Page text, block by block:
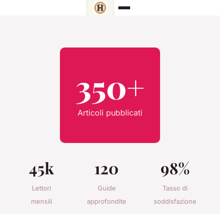
350+
Articoli pubblicati
45k
Lettori
mensili
120
Guide
approfondite
98%
Tasso di
soddisfazione